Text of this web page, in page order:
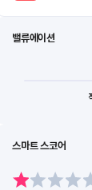
밸류에이션
스마트 스코어